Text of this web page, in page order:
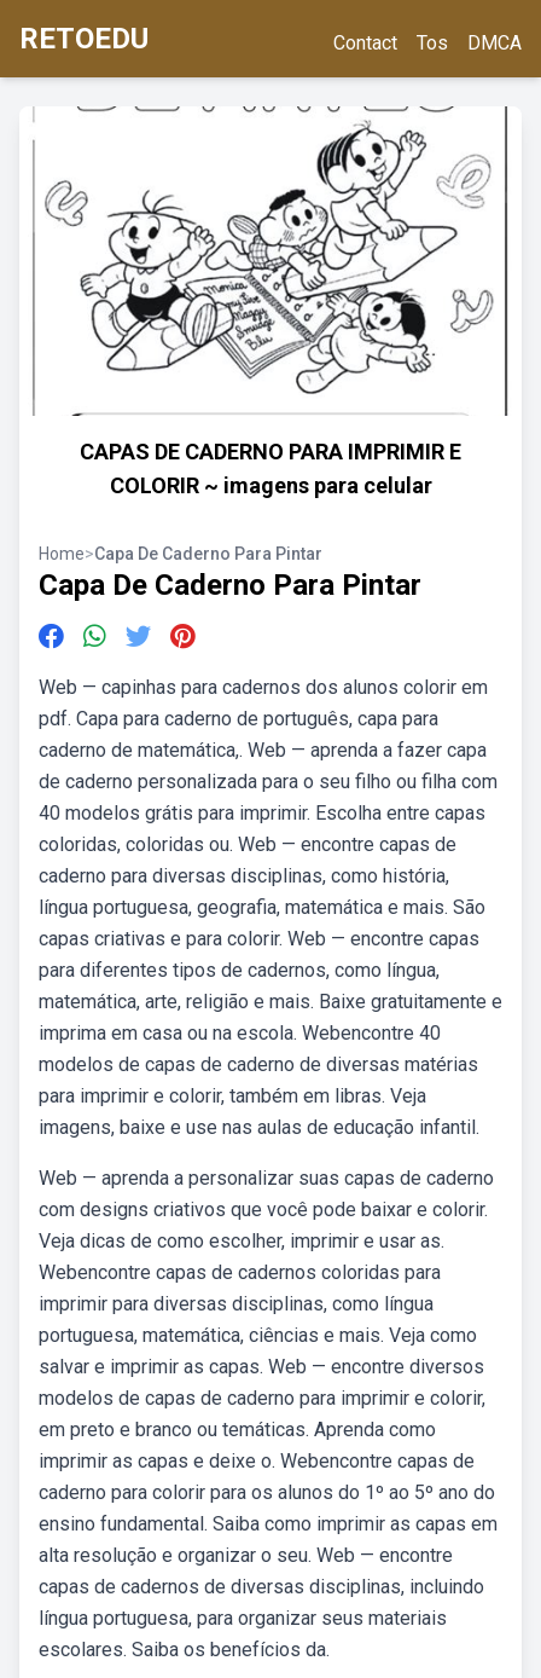
RETOEDU Contact Tos DMCA
CAPAS DE CADERNO PARA IMPRIMIR E
COLORIR ~ imagens para celular
Home>Capa De Caderno Para Pintar
Capa De Caderno Para Pintar
Web — capinhas para cadernos dos alunos colorir em
pdf. Capa para caderno de português, capa para
caderno de matemática,. Web — aprenda a fazer capa
de caderno personalizada para o seu filho ou filha com
40 modelos grátis para imprimir. Escolha entre capas
coloridas, coloridas ou. Web — encontre capas de
caderno para diversas disciplinas, como história,
língua portuguesa, geografia, matemática e mais. São
capas criativas e para colorir. Web — encontre capas
para diferentes tipos de cadernos, como língua,
matemática, arte, religião e mais. Baixe gratuitamente e
imprima em casa ou na escola. Webencontre 40
modelos de capas de caderno de diversas matérias
para imprimir e colorir, também em libras. Veja
imagens, baixe e use nas aulas de educação infantil.
Web — aprenda a personalizar suas capas de caderno
com designs criativos que você pode baixar e colorir.
Veja dicas de como escolher, imprimir e usar as.
Webencontre capas de cadernos coloridas para
imprimir para diversas disciplinas, como língua
portuguesa, matemática, ciências e mais. Veja como
salvar e imprimir as capas. Web — encontre diversos
modelos de capas de caderno para imprimir e colorir,
em preto e branco ou temáticas. Aprenda como
imprimir as capas e deixe o. Webencontre capas de
caderno para colorir para os alunos do 1º ao 5º ano do
ensino fundamental. Saiba como imprimir as capas em
alta resolução e organizar o seu. Web — encontre
capas de cadernos de diversas disciplinas, incluindo
língua portuguesa, para organizar seus materiais
escolares. Saiba os benefícios da.